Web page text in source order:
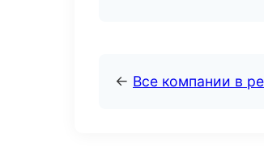
← Все компании в